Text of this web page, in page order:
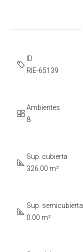
ID
RIE-65139
Ambientes
8
Sup. cubierta
326.00 m²
Sup. semicubierta
0.00 m²